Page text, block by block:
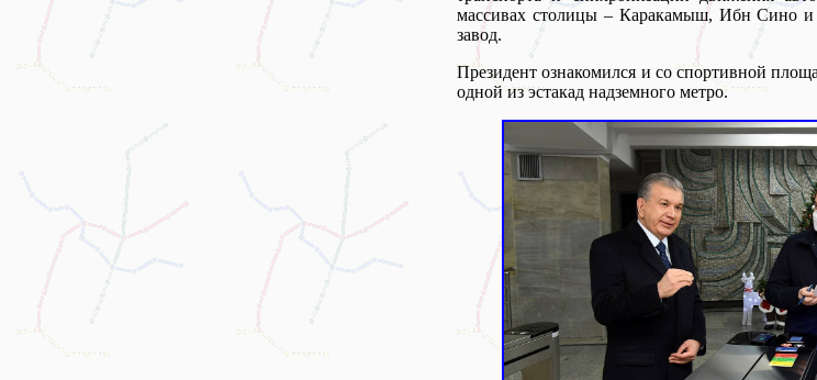
массивах столицы – Каракамыш, Ибн Сино и
завод.
Президент ознакомился и со спортивной
одной из эстакад надземного метро.